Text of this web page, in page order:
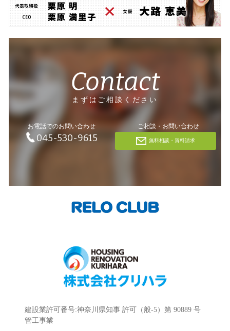
Contact
まずはご相談ください
お電話でのお問い合わせ
045-530-9615
ご相談・お問い合わせ
無料相談・資料請求
建設業許可番号:神奈川県知事 許可（般-5）第 90889 号
管工事業